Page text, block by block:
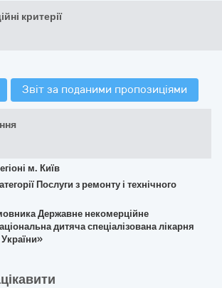
критерії
Звіт за поданими пропозиціями
м. Київ
Послуги з ремонту і технічного
Державне некомерційне
дитяча спеціалізована лікарня